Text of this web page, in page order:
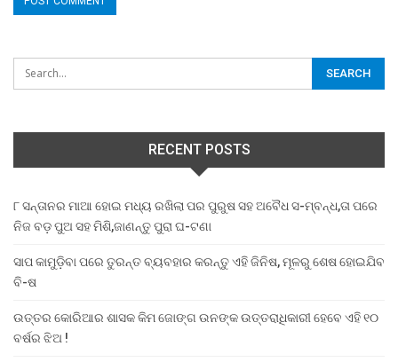
RECENT POSTS
୮ ସନ୍ତାନର ମାଆ ହୋଇ ମଧ୍ୟ ରଖିଲା ପର ପୁରୁଷ ସହ ଅବୈଧ ସ-ମ୍ବନ୍ଧ,ତା ପରେ
ନିଜ ବଡ଼ ପୁଅ ସହ ମିଶି,ଜାଣନ୍ତୁ ପୁରା ଘ-ଟଣା
ସାପ କାମୁଡ଼ିବା ପରେ ତୁରନ୍ତ ବ୍ୟବହାର କରନ୍ତୁ ଏହି ଜିନିଷ, ମୂଳରୁ ଶେଷ ହୋଇଯିବ
ବି-ଷ
ଉତ୍ତର କୋରିଆର ଶାସକ କିମ ଜୋଙ୍ଗ ଉନଙ୍କ ଉତ୍ତରାଧିକାରୀ ହେବେ ଏହି ୧୦
ବର୍ଷର ଝିଅ !